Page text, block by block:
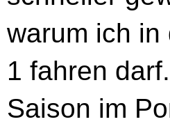
warum ich in
1 fahren
Saison im